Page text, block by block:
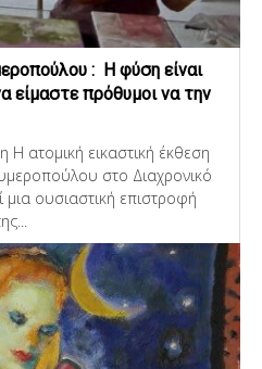
: Η φύση είναι
είμαστε πρόθυμοι να την
στο Διαχρονικό
ουσιαστική επιστροφή